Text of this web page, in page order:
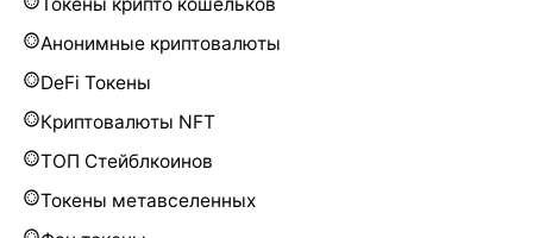
Анонимные криптовалюты
DeFi Токены
Криптовалюты NFT
ТОП Стейблкоинов
Токены метавселенных